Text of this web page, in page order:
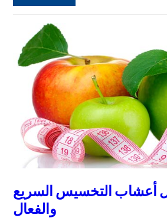
أعشاب التخسيس السريع
والفعال